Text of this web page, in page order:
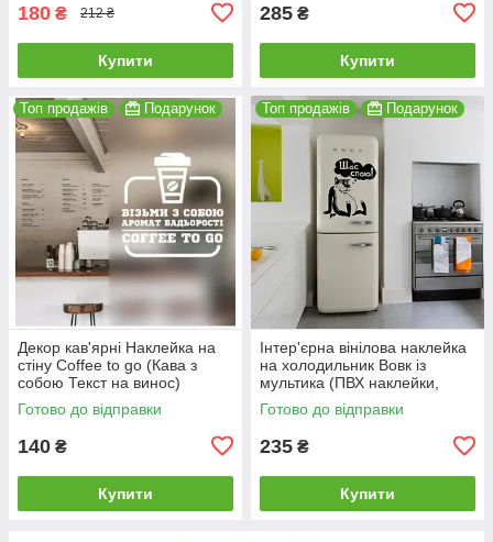
180 ₴ 212 ₴
Купити
285 ₴
Купити
Топ продажів Подарунок
Декор кав'ярні Наклейка на
стіну Coffee to go (Кава з
собою Текст на винос)
матова 250х260 мм
Готово до відправки
140 ₴
Купити
Топ продажів Подарунок
Інтер'єрна вінілова наклейка
на холодильник Вовк із
мультика (ПВХ наклейки,
стікери декор наклейки на
кухню)
Готово до відправки
235 ₴
Купити